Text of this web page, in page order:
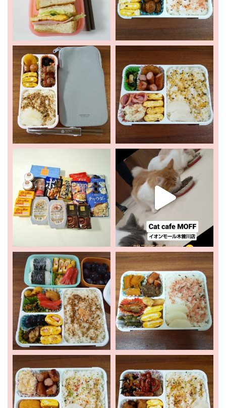
ホーム
新着情報
お出かけ